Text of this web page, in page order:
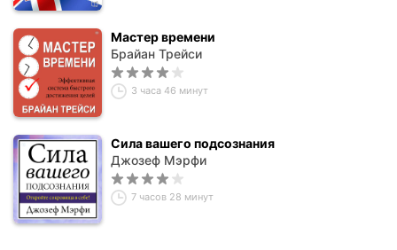
Мастер времени
Брайан Трейси
3 часа 46 минут
Сила вашего подсознания
Джозеф Мэрфи
7 часов 28 минут